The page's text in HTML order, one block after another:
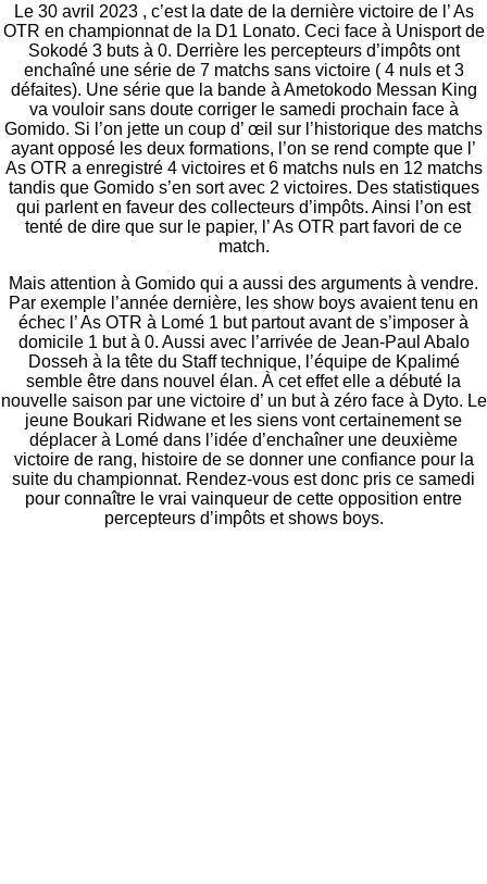
Le 30 avril 2023 , c’est la date de la dernière victoire de l’ As
OTR en championnat de la D1 Lonato. Ceci face à Unisport de
Sokodé 3 buts à 0. Derrière les percepteurs d’impôts ont
enchaîné une série de 7 matchs sans victoire ( 4 nuls et 3
défaites). Une série que la bande à Ametokodo Messan King
va vouloir sans doute corriger le samedi prochain face à
Gomido. Si l’on jette un coup d’ œil sur l’historique des matchs
ayant opposé les deux formations, l’on se rend compte que l’
As OTR a enregistré 4 victoires et 6 matchs nuls en 12 matchs
tandis que Gomido s’en sort avec 2 victoires. Des statistiques
qui parlent en faveur des collecteurs d’impôts. Ainsi l’on est
tenté de dire que sur le papier, l’ As OTR part favori de ce
match.
Mais attention à Gomido qui a aussi des arguments à vendre.
Par exemple l’année dernière, les show boys avaient tenu en
échec l’ As OTR à Lomé 1 but partout avant de s’imposer à
domicile 1 but à 0. Aussi avec l’arrivée de Jean-Paul Abalo
Dosseh à la tête du Staff technique, l’équipe de Kpalimé
semble être dans nouvel élan. À cet effet elle a débuté la
nouvelle saison par une victoire d’ un but à zéro face à Dyto. Le
jeune Boukari Ridwane et les siens vont certainement se
déplacer à Lomé dans l’idée d’enchaîner une deuxième
victoire de rang, histoire de se donner une confiance pour la
suite du championnat. Rendez-vous est donc pris ce samedi
pour connaître le vrai vainqueur de cette opposition entre
percepteurs d’impôts et shows boys.